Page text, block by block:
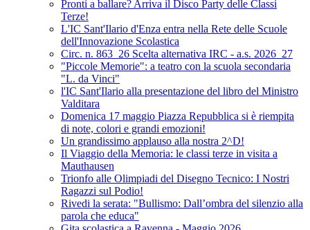
Pronti a ballare? Arriva il Disco Party delle Classi
Terze!
L'IC Sant'Ilario d'Enza entra nella Rete delle Scuole
dell'Innovazione Scolastica
Circ. n. 863_26 Scelta alternativa IRC - a.s. 2026_27
"Piccole Memorie": a teatro con la scuola secondaria
"L. da Vinci"
l'IC Sant'Ilario alla presentazione del libro del Ministro
Valditara
Domenica 17 maggio Piazza Repubblica si è riempita
di note, colori e grandi emozioni!
Un grandissimo applauso alla nostra 2^D!
Il Viaggio della Memoria: le classi terze in visita a
Mauthausen
Trionfo alle Olimpiadi del Disegno Tecnico: I Nostri
Ragazzi sul Podio!
Rivedi la serata: "Bullismo: Dall’ombra del silenzio alla
parola che educa"